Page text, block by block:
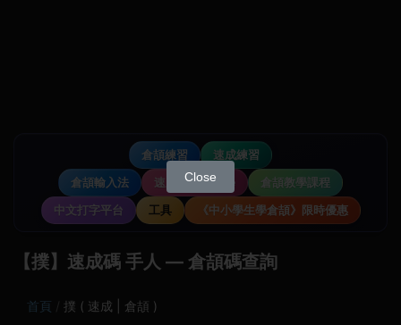
倉頡練習
速成練習
倉頡輸入法
速成輸入法教學
倉頡教學課程
中文打字平台
工具 《中小學生學倉頡》限時優惠
【撲】速成碼 手人 — 倉頡碼查詢
首頁 撲 ( 速成 | 倉頡 )
Close